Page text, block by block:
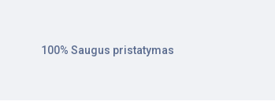
100% Saugus pristatymas